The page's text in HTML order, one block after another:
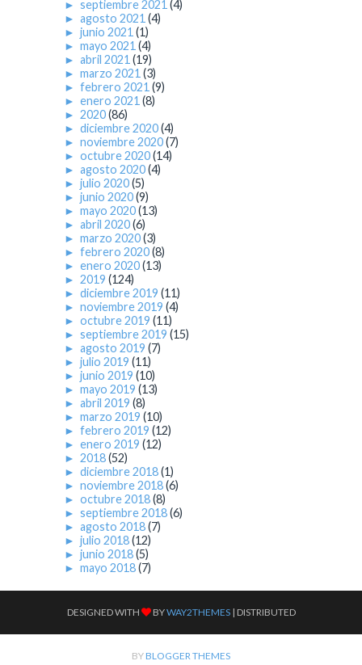
► septiembre 2021 (4)
► agosto 2021 (4)
► junio 2021 (1)
► mayo 2021 (4)
► abril 2021 (19)
► marzo 2021 (3)
► febrero 2021 (9)
► enero 2021 (8)
► 2020(86)
► diciembre 2020(4)
► noviembre 2020(7)
► octubre 2020(14)
► agosto 2020(4)
► julio 2020(5)
► junio 2020(9)
► mayo 2020(13)
► abril 2020(6)
► marzo 2020(3)
► febrero 2020(8)
► enero 2020(13)
► 2019 (124)
► diciembre 2019 (11)
► noviembre 2019 (4)
► octubre 2019 (11)
► septiembre 2019 (15)
► agosto 2019 (7)
► julio 2019 (11)
► junio 2019 (10)
► mayo 2019 (13)
► abril 2019 (8)
► marzo 2019 (10)
► febrero 2019 (12)
► enero 2019 (12)
► 2018(52)
► diciembre 2018(1)
► noviembre 2018(6)
► octubre 2018(8)
► septiembre 2018(6)
► agosto 2018(7)
► julio 2018(12)
► junio 2018(5)
► mayo 2018(7)
DESIGNED WITH BYWAY2THEMES| DISTRIBUTED
BYBLOGGER THEMES